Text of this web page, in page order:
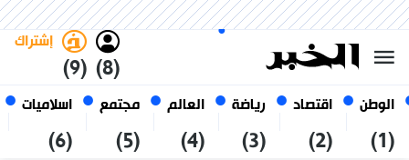
الوطن
(1)
اقتصاد
(2)
رياضة
(3)
العالم
(4)
مجتمع
(5)
اسلاميات
(6)
(8)
إشتراك
(9)
06 أغسطس 2026
الجزائر